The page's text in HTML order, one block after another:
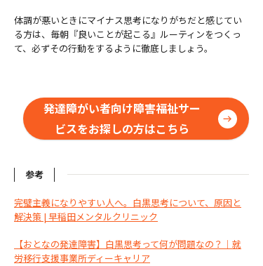
体調が悪いときにマイナス思考になりがちだと感じてい
る方は、毎朝『良いことが起こる』ルーティンをつくっ
て、必ずその行動をするように徹底しましょう。
発達障がい者向け障害福祉サー
ビスをお探しの方はこちら
参考
完璧主義になりやすい人へ。白黒思考について、原因と
解決策 | 早稲田メンタルクリニック
【おとなの発達障害】白黒思考って何が問題なの？｜就
労移行支援事業所ディーキャリア